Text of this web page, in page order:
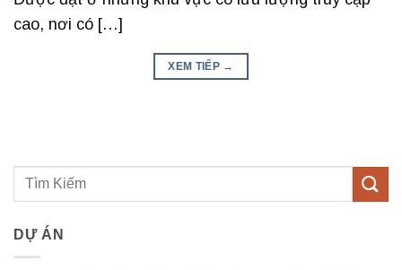
cao, nơi có […]
XEM TIẾP →
DỰ ÁN